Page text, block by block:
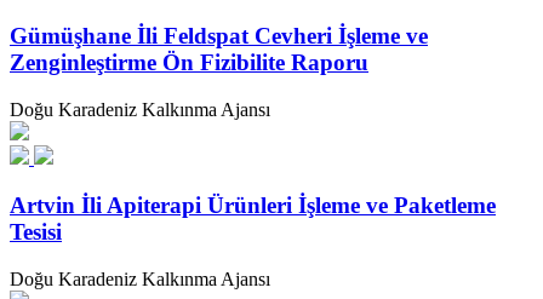
Gümüşhane İli Feldspat Cevheri İşleme ve
Zenginleştirme Ön Fizibilite Raporu
Doğu Karadeniz Kalkınma Ajansı
Artvin İli Apiterapi Ürünleri İşleme ve Paketleme
Tesisi
Doğu Karadeniz Kalkınma Ajansı